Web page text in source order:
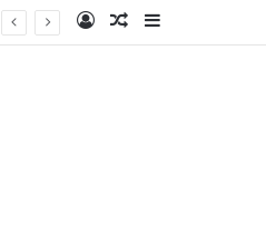
Log InRandom Article
Sidebar